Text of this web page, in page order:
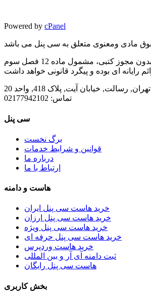
Powered by cPanel
هرگونه کپی برداری بدون مجوز کتبی، مشمول ماده 12 فصل سوم
تهران, رسالت, خیابان آیت, پلاک 418, واحد 20
تماس:
سی پنل
برگ نخست
قوانین و شرایط خدمات
درباره ما
ارتباط با ما
هاست و دامنه
خرید هاست سی پنل ایران
خرید هاست سی پنل ارزان
خرید هاست سی پنل ویژه
خرید هاست سی پنل حرفه ای
خرید هاست وردپرس
ثبت دامنه آی آر و بین المللی
هاست سی پنل رایگان
بخش کاربری